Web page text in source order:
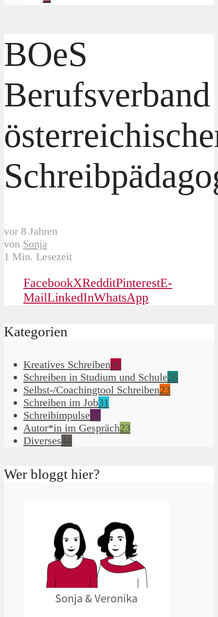
BOeS
Berufsverband
vor 8 Jahren
von Sonja
1 Min. Lesezeit
FacebookXRedditPinterestE-
MailLinkedInWhatsApp
Kategorien
Kreatives Schreiben90
Schreiben in Studium und Schule26
Selbst-/Coachingtool Schreiben23
Schreiben im Job31
Schreibimpulse51
Autor*in im Gespräch23
Diverses44
Wer bloggt hier?